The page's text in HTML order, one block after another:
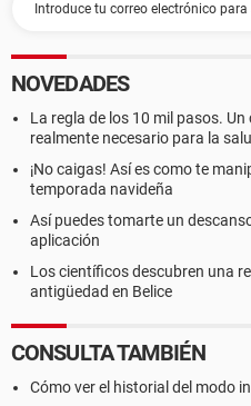
NOVEDADES
La regla de los 10 mil pasos.
realmente necesario para la
¡No caigas! Así es como te
temporada navideña
Así puedes tomarte un
aplicación
Los científicos descubren una
antigüedad en Belice
CONSULTA TAMBIÉN
Cómo ver el historial del modo